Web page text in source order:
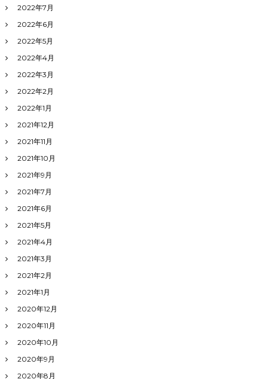
2022年7月
2022年6月
2022年5月
2022年4月
2022年3月
2022年2月
2022年1月
2021年12月
2021年11月
2021年10月
2021年9月
2021年7月
2021年6月
2021年5月
2021年4月
2021年3月
2021年2月
2021年1月
2020年12月
2020年11月
2020年10月
2020年9月
2020年8月